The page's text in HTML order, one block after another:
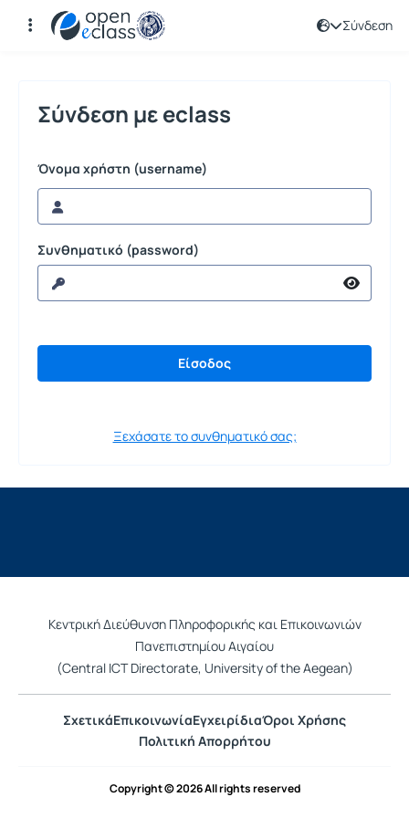
Σύνδεση
Σύνδεση
Σύνδεση με eclass
Όνομα χρήστη (username)
Συνθηματικό (password)
Ξεχάσατε το συνθηματικό σας;
Κεντρική Διεύθυνση Πληροφορικής και Επικοινωνιών
Πανεπιστημίου Αιγαίου
(Central ICT Directorate, University of the Aegean)
ΣχετικάΕπικοινωνίαΕγχειρίδιαΌροι Χρήσης
Πολιτική Απορρήτου
Copyright © 2026 All rights reserved